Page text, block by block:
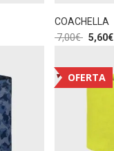
COACHELLA
7,00€ 5,60€
OFERTA